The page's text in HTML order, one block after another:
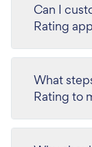
Can I
Rating
What
Rating to